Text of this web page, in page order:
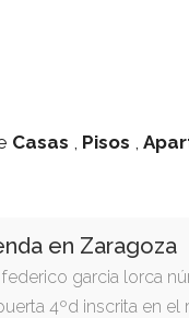
Casas , Pisos ,
en Zaragoza
garcia lorca
4ºd inscrita en el